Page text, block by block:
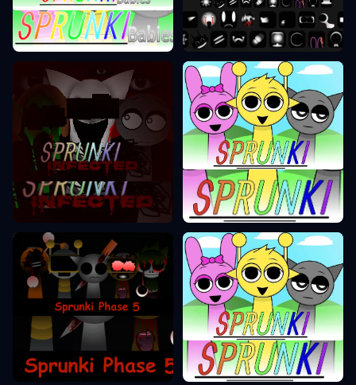
Sprunki Phase 0 Sprunki Phase 10
Sprunki Phase 2
Sprunki Phase 1
Sprunki Phase 5
Sprunki Phase